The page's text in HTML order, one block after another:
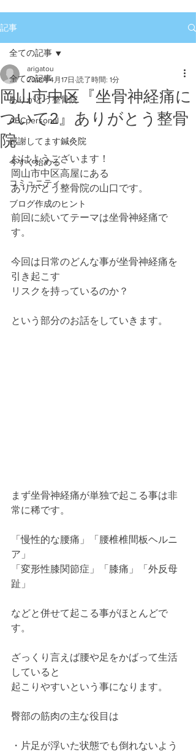
記事
全ての記事
ありがとう整骨院
ABCpersonal
感謝してます鍼灸院
今すぐ始める
コミュニティ
ブログ作成のヒント
全ての記事
岡山市中区『坐骨神経痛に
ついて2』ありがとう整骨
院
arigatou
2018年4月17日 読了時間: 1分
おはようございます！
岡山市中区高屋にある
ありがとう整骨院の山口です。
前回に続いてテーマは坐骨神経痛で
す。
今回は日常のどんな事が坐骨神経痛を
引き起こす
リスクを持っているのか？
という部分のお話をしていきます。
まず坐骨神経痛が単独で起こる事は非
常に稀です。
「慢性的な腰痛」「腰椎椎間板ヘルニ
ア」
「変形性膝関節症」「膝痛」「外反母
趾」
などと併せて起こる事がほとんどで
す。
ざっくり言えば腰や足をかばって生活
していると
起こりやすいという事になります。
臀部の筋肉の主な役目は
・片足が浮いた状態でも倒れないよう